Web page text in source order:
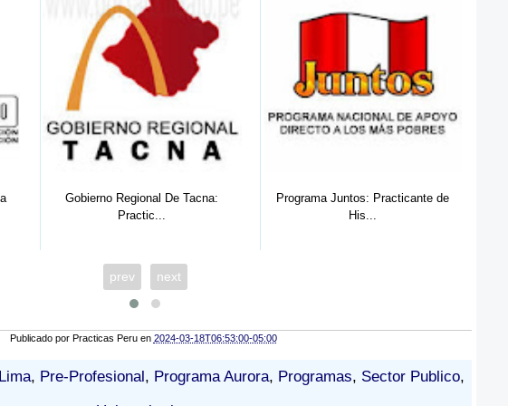
Programa Juntos: Practicante de
His...
UGEL 02: Practicante de Ing. Civil ...
prev next
Publicado por Practicas Peru en 2024-03-18T06:53:00-05:00
Lima, Pre-Profesional , Programa Aurora, Programas, Sector Publico,